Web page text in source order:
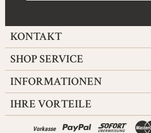
KONTAKT
SHOP SERVICE
INFORMATIONEN
IHRE VORTEILE
Vorkasse